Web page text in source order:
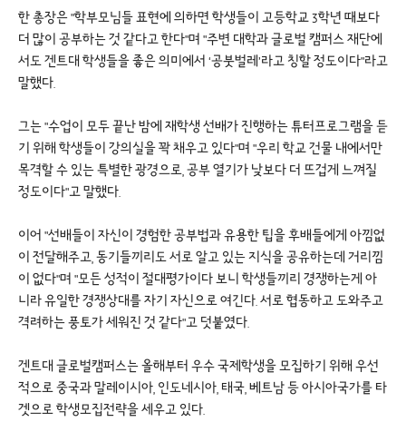
한 총장은 "학부모님들 표현에 의하면 학생들이 고등학교 3학년 때보다
더 많이 공부하는 것 같다고 한다"며 "주변 대학과 글로벌 캠퍼스 재단에
서도 겐트대 학생들을 좋은 의미에서 ‘공붓벌레’라고 칭할 정도이다"라고
말했다.
그는 "수업이 모두 끝난 밤에 재학생 선배가 진행하는 튜터프로그램을 듣
기 위해 학생들이 강의실을 꽉 채우고 있다"며 "우리 학교 건물 내에서만
목격할 수 있는 특별한 광경으로, 공부 열기가 낮보다 더 뜨겁게 느껴질
정도이다"고 말했다.
이어 "선배들이 자신이 경험한 공부법과 유용한 팁을 후배들에게 아낌없
이 전달해주고, 동기들끼리도 서로 알고 있는 지식을 공유하는데 거리낌
이 없다"며 "모든 성적이 절대평가이다 보니 학생들끼리 경쟁하는게 아
니라 유일한 경쟁상대를 자기 자신으로 여긴다. 서로 협동하고 도와주고
격려하는 풍토가 세워진 것 같다"고 덧붙였다.
겐트대 글로벌캠퍼스는 올해부터 우수 국제학생을 모집하기 위해 우선
적으로 중국과 말레이시아, 인도네시아, 태국, 베트남 등 아시아국가를 타
겟으로 학생모집전략을 세우고 있다.